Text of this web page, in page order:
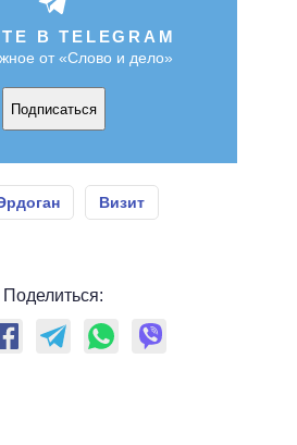
В TELEGRAM
от «Слово и дело»
Подписаться
Визит
Поделиться: